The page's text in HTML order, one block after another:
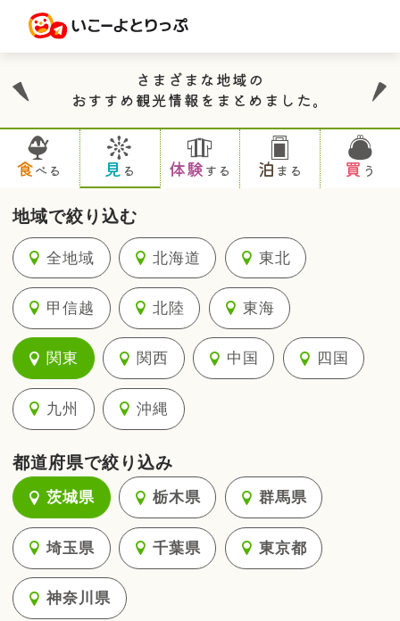
さまざまな地域の
おすすめ観光情報をまとめました。
食べる 見 る 体験する 泊 まる 買う
地域で絞り込む
全地域 北海道 東北
甲信越 北陸 東海
関東 関西 中国 四国
九州 沖縄
都道府県で絞り込み
茨城県 栃木県 群馬県
埼玉県 千葉県 東京都
神奈川県